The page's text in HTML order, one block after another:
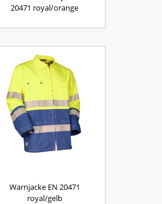
20471 royal/orange
Warnjacke EN 20471
royal/gelb